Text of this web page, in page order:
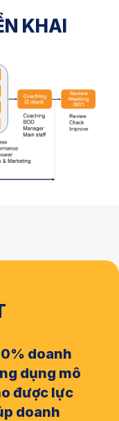
KHAI
doanh
dụng mô
được lực
doanh